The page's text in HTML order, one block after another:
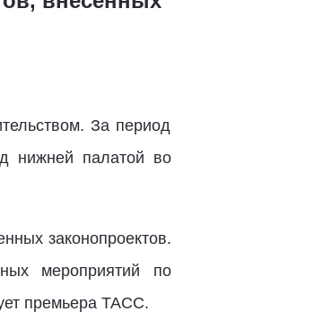
За период
нижней палатой во
законопроектов.
мероприятий по
премьера ТАСС.